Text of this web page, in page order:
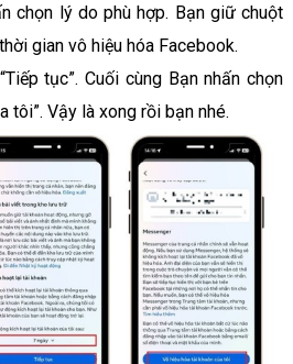
chọn lý do phù hợp. Bạn giữ chuột
gian vô hiệu hóa Facebook.
tục”. Cuối cùng Bạn nhấn chọn
tôi”. Vậy là xong rồi bạn nhé.